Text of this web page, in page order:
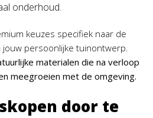
onderhoud.
keuzes specifiek naar de
jouw persoonlijke tuinontwerp.
materialen die na verloop
meegroeien met de omgeving.
door te